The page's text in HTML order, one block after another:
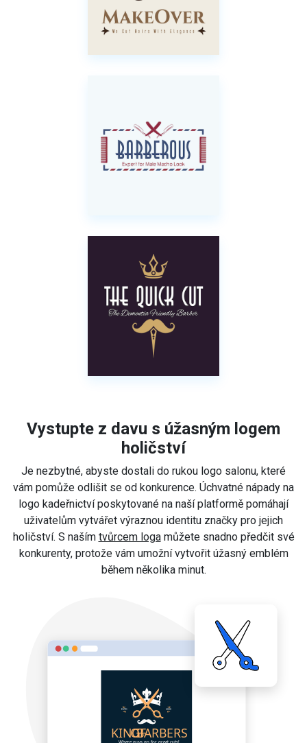
Vystupte z davu s úžasným logem
holičství
Je nezbytné, abyste dostali do rukou logo salonu, které
vám pomůže odlišit se od konkurence. Úchvatné nápady na
logo kadeřnictví poskytované na naší platformě pomáhají
uživatelům vytvářet výraznou identitu značky pro jejich
holičství. S naším tvůrcem logamůžete snadno předčit své
konkurenty, protože vám umožní vytvořit úžasný emblém
během několika minut.